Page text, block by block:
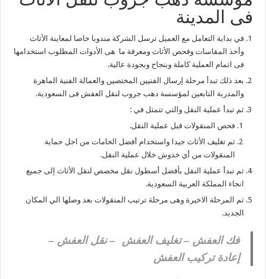
فى المدينة
في بداية التعامل مع العميل ترسل الشركة مندوبا خاصا لمعاينة الأثاث
وأخذ المقاسات وفحص الأثاث ومعرفة ما هى الأدوات المطلوب استخدامها
فى اتمام العملية كاملة وبنجاح وبجودة عالية.
بعد ذلك تبدأ مرحلة إرسال الفنيين المختصين والعمالة الفنية الماهرة
والمدربة التابعين لمؤسسة دهب جروب لنقل العفش فى السعودية.
ثم تبدأ عملية النقل والتي تتمثل في :
فحص المنقولات قبل عملية النقل.
ثم تغليف الأثاث جيدا واستخدام أفضل الخامات من اجل حماية
المنقولات من أي خدوش خلال عملية النقل.
ثم تبدأ عملية النقل بأفضل أسطول نقل مخصص لنقل الأثاث إلى جميع
انحاء المملكة العربية السعودية.
ثم المرحلة الاخيرة وهى مرحلة ترتيب المنقولات بعد وصلها الي المكان
الجديد.
فك العفش – تغليف العفش – نقل العفش –
إعادة تركيب العفش